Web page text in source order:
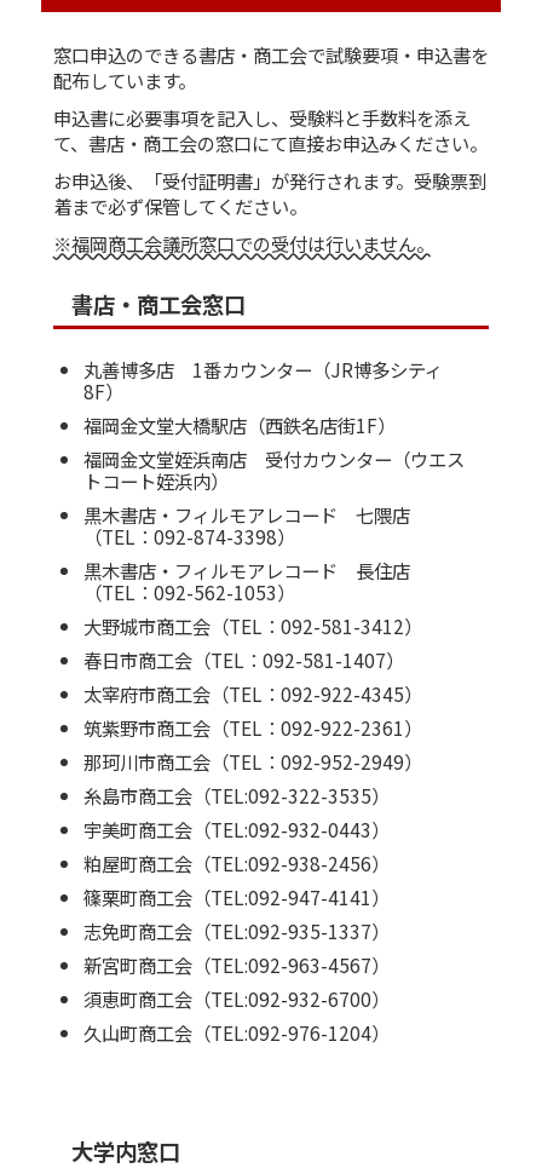
窓口申込のできる書店・商工会で試験要項・申込書を
配布しています。
申込書に必要事項を記入し、受験料と手数料を添え
て、書店・商工会の窓口にて直接お申込みください。
お申込後、「受付証明書」が発行されます。受験票到
着まで必ず保管してください。
※福岡商工会議所窓口での受付は行いません。
書店・商工会窓口
丸善博多店 1番カウンター（JR博多シティ
8F）
福岡金文堂大橋駅店（西鉄名店街1F）
福岡金文堂姪浜南店 受付カウンター（ウエス
トコート姪浜内）
黒木書店・フィルモアレコード 七隈店
（TEL：092-874-3398）
黒木書店・フィルモアレコード 長住店
（TEL：092-562-1053）
大野城市商工会（TEL：092-581-3412）
春日市商工会（TEL：092-581-1407）
太宰府市商工会（TEL：092-922-4345）
筑紫野市商工会（TEL：092-922-2361）
那珂川市商工会（TEL：092-952-2949）
糸島市商工会（TEL:092-322-3535）
宇美町商工会（TEL:092-932-0443）
粕屋町商工会（TEL:092-938-2456）
篠栗町商工会（TEL:092-947-4141）
志免町商工会（TEL:092-935-1337）
新宮町商工会（TEL:092-963-4567）
須恵町商工会（TEL:092-932-6700）
久山町商工会（TEL:092-976-1204）
大学内窓口